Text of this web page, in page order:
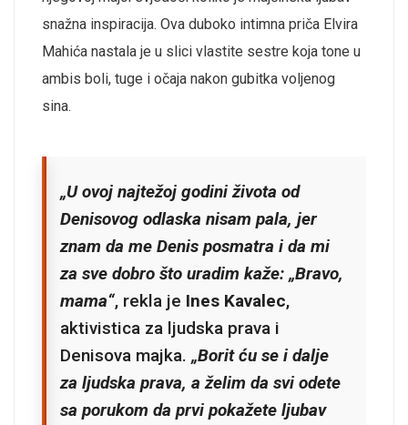
snažna inspiracija. Ova duboko intimna priča Elvira
Mahića nastala je u slici vlastite sestre koja tone u
ambis boli, tuge i očaja nakon gubitka voljenog
sina.
„U ovoj najtežoj godini života od
Denisovog odlaska nisam pala, jer
znam da me Denis posmatra i da mi
za sve dobro što uradim kaže: „Bravo,
mama“, rekla je Ines Kavalec,
aktivistica za ljudska prava i
Denisova majka. „Borit ću se i dalje
za ljudska prava, a želim da svi odete
sa porukom da prvi pokažete ljubav